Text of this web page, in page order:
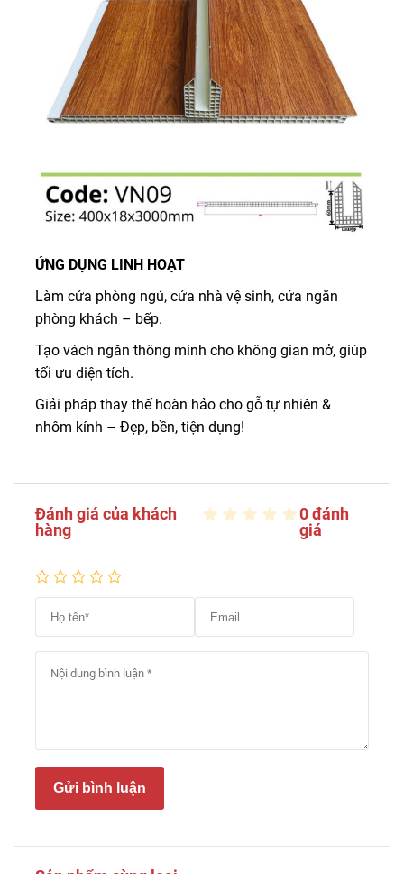
ỨNG DỤNG LINH HOẠT
Làm cửa phòng ngủ, cửa nhà vệ sinh, cửa ngăn
phòng khách – bếp.
Tạo vách ngăn thông minh cho không gian mở, giúp
tối ưu diện tích.
Giải pháp thay thế hoàn hảo cho gỗ tự nhiên &
nhôm kính – Đẹp, bền, tiện dụng!
Đánh giá của khách
hàng
0 đánh
giá
Gửi bình luận